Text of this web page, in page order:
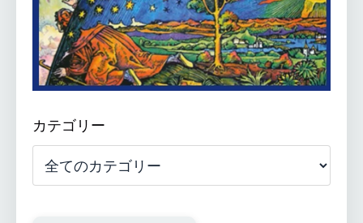
カテゴリー